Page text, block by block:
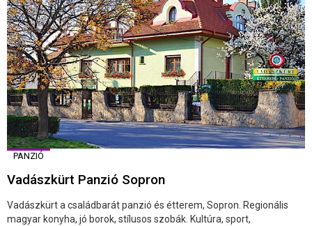
PANZIÓ
Vadászkürt Panzió Sopron
Vadászkürt a családbarát panzió és étterem, Sopron. Regionális
magyar konyha, jó borok, stílusos szobák. Kultúra, sport,